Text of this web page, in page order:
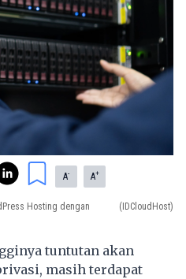
A- A+
Hosting dengan
(IDCloudHost)
tuntutan akan
masih terdapat